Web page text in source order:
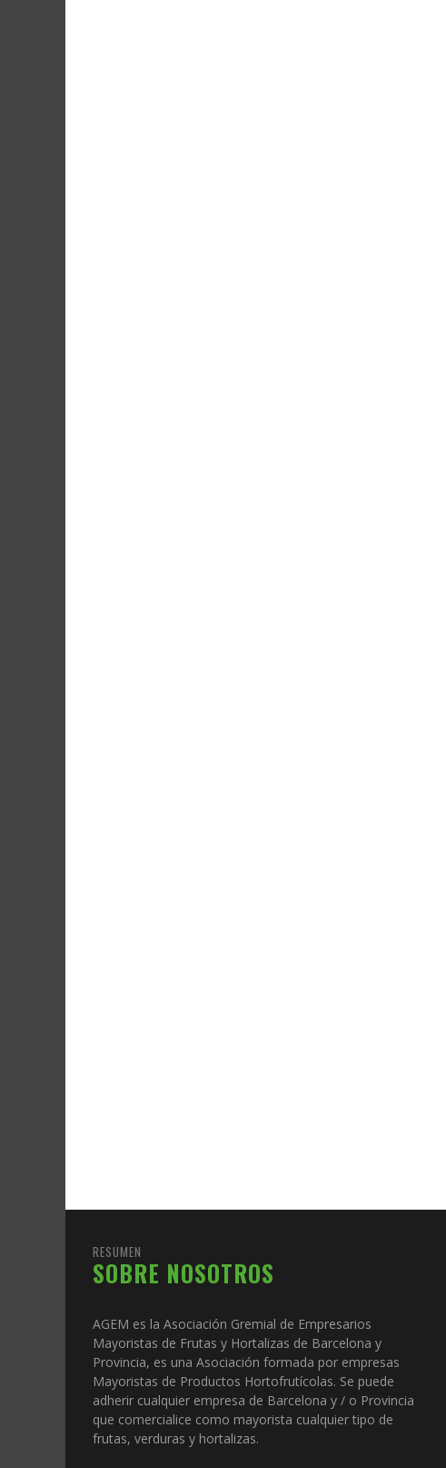
RESUMEN
SOBRE NOSOTROS
AGEM es la Asociación Gremial de Empresarios
Mayoristas de Frutas y Hortalizas de Barcelona y
Provincia, es una Asociación formada por empresas
Mayoristas de Productos Hortofrutícolas. Se puede
adherir cualquier empresa de Barcelona y / o Provincia
que comercialice como mayorista cualquier tipo de
frutas, verduras y hortalizas.